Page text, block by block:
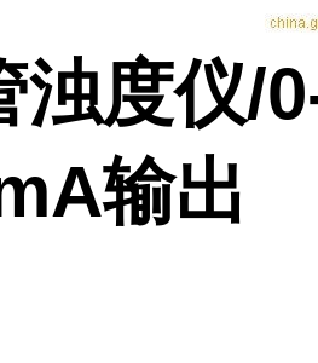
浊度仪/
输出